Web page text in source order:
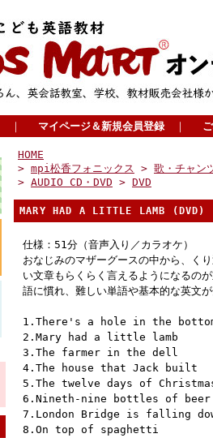
｜ マイページ＆新規会員登録 ｜
HOME
> mpi松香フォニックス > 歌・チャン
> AUDIO CD・DVD > DVD
MARY HAD A LITTLE LAMB (DVD)
仕様：51分（音声入り／カラオケ）
おなじみのマザーグースの中から、く
い文章もらくらく言えるようになるの
語に慣れ、難しい単語や基本的な英文が
1.There's a hole in the
2.Mary had a little lamb
3.The farmer in the dell
4.The house that Jack built
5.The twelve days of
6.Nineth-nine bottles of
7.London Bridge is falling
8.On top of spaghetti